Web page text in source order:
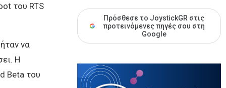
του RTS
να
Η
Beta του
Πρόσθεσε το JoystickGR στις
προτεινόμενες πηγές σου στη
Google